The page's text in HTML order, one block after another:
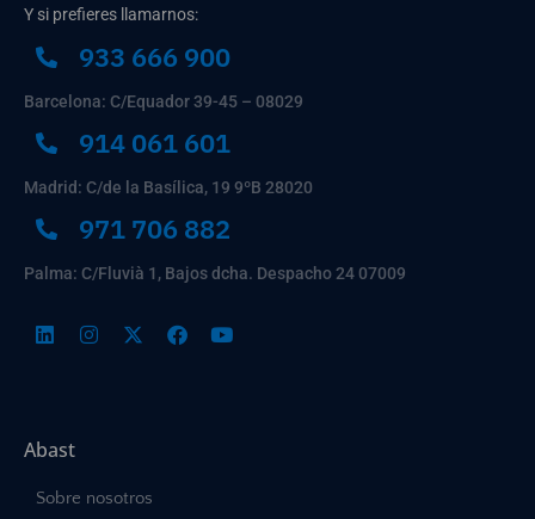
Y si prefieres llamarnos:
933 666 900
Barcelona: C/Equador 39-45 – 08029
914 061 601
Madrid: C/de la Basílica, 19 9ºB 28020
971 706 882
Palma: C/Fluvià 1, Bajos dcha. Despacho 24 07009
Abast
Sobre nosotros